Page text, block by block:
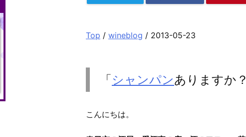
Top / wineblog / 2013-05-23
「シャンパンありますか
こんにちは。